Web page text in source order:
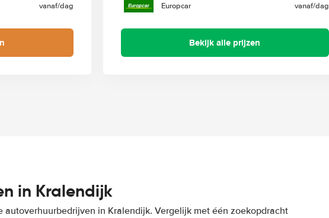
vanaf/dag Europcar vanaf/dag
Bekijk alle prijzen
in Kralendijk
autoverhuurbedrijven in Kralendijk. Vergelijk met één zoekopdracht